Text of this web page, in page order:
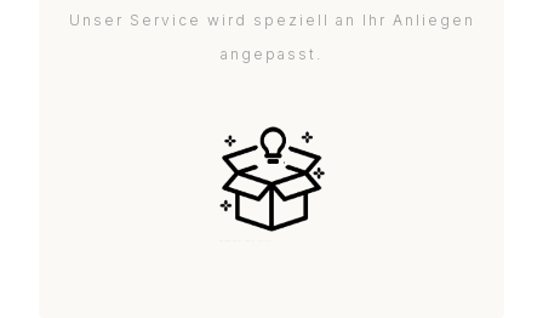
Unser Service wird speziell an Ihr Anliegen
angepasst.